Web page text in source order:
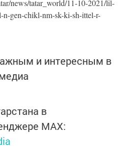
news/tatar_world/11-10-2021/lil-
gen-chikl-nm-sk-ki-sh-ittel-r-
и интересным в
в
MАХ: